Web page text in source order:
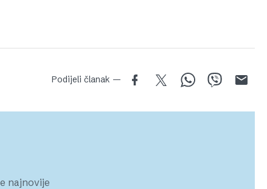
Podijeli članak —
najnovije